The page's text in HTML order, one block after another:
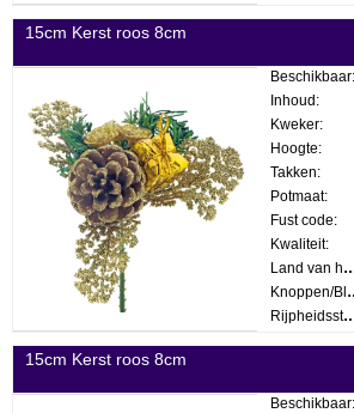
15cm Kerst roos 8cm
Beschikbaar:
Inhoud:
Kweker:
Hoogte:
Takken:
Potmaat:
Fust code:
Kwaliteit:
Land van
15cm Kerst roos 8cm
Beschikbaar: